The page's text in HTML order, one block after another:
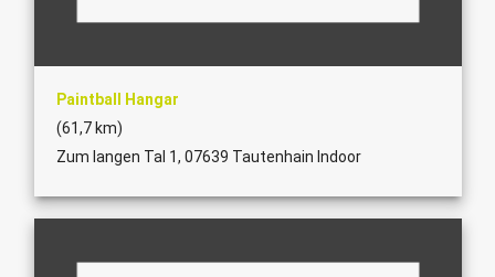
Paintball Hangar
(61,7 km)
Zum langen Tal 1, 07639 Tautenhain Indoor